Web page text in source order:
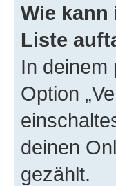
Wie
Liste
In deinem
Option
deinen
gezählt.